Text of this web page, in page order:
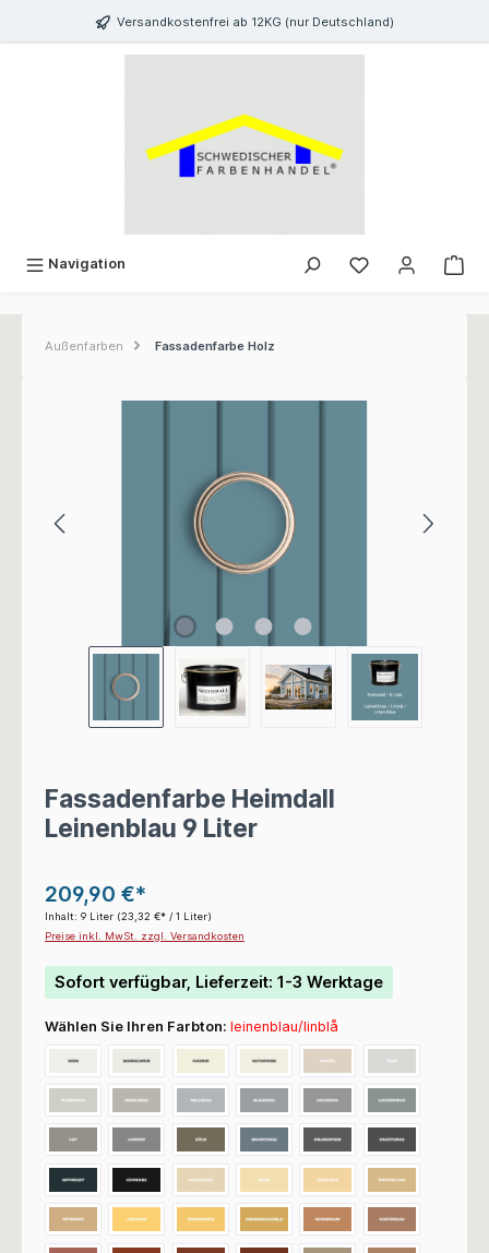
springen Versandkostenfrei ab 12KG (nur Deutschland)
Navigation
Außenfarben Fassadenfarbe Holz
Fassadenfarbe Heimdall
Leinenblau 9 Liter
209,90 €*
Inhalt: 9 Liter (23,32 €* / 1 Liter)
Preise inkl. MwSt. zzgl. Versandkosten
Sofort verfügbar, Lieferzeit: 1-3 Werktage
Wählen Sie Ihren Farbton: leinenblau/linblå